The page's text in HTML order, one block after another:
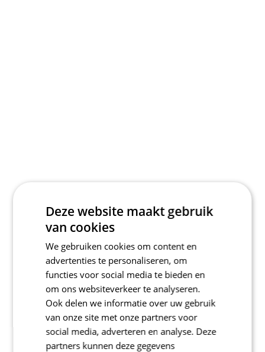
Deze website maakt gebruik
van cookies
We gebruiken cookies om content en
advertenties te personaliseren, om
functies voor social media te bieden en
om ons websiteverkeer te analyseren.
Ook delen we informatie over uw gebruik
van onze site met onze partners voor
social media, adverteren en analyse. Deze
partners kunnen deze gegevens